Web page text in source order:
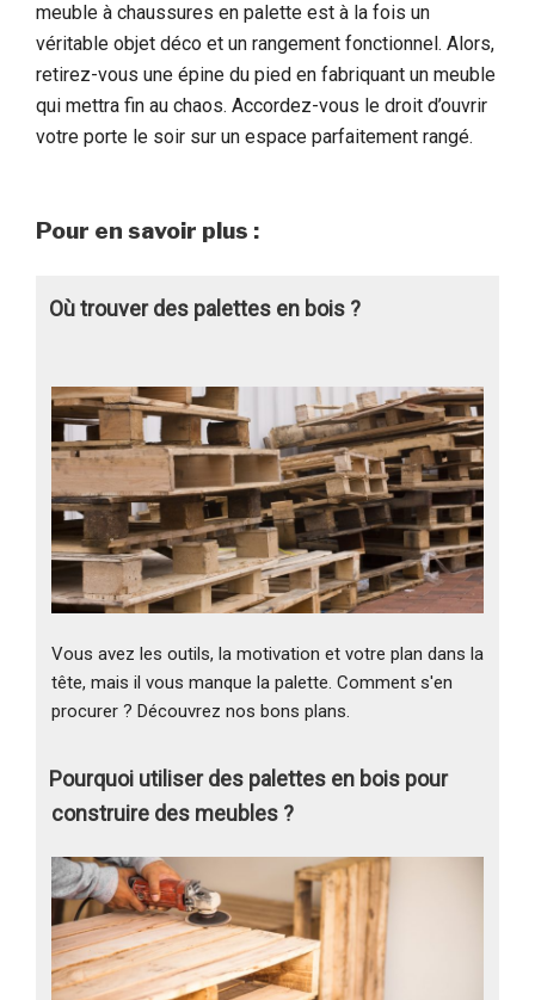
meuble à chaussures en palette est à la fois un
véritable objet déco et un rangement fonctionnel. Alors,
retirez-vous une épine du pied en fabriquant un meuble
qui mettra fin au chaos. Accordez-vous le droit d’ouvrir
votre porte le soir sur un espace parfaitement rangé.
Pour en savoir plus :
Où trouver des palettes en bois ?
Vous avez les outils, la motivation et votre plan dans la
tête, mais il vous manque la palette. Comment s'en
procurer ? Découvrez nos bons plans.
Pourquoi utiliser des palettes en bois pour
construire des meubles ?